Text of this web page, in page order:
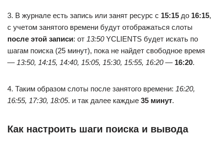
3. В журнале есть запись или занят ресурс с 15:15 до 16:15,
с учетом занятого времени будут отображаться слоты
после этой записи: от 13:50YCLIENTS будет искать по
шагам поиска (25 минут), пока не найдет свободное время
— 13:50, 14:15, 14:40, 15:05, 15:30, 15:55, 16:20— 16:20.
4. Таким образом слоты после занятого времени: 16:20,
16:55, 17:30, 18:05. и так далее каждые 35 минут.
Как настроить шаги поиска и вывода